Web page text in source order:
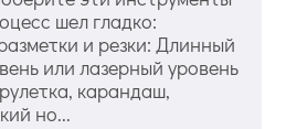
шел гладко:
и резки: Длинный
или лазерный уровень
карандаш,
но...